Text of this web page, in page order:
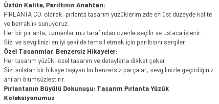
Üstün Kalite, Parıltının Anahtarı:
PIRLANTA CO. olarak, pırlanta tasarım yüzüklerimizde en üst düzeyde kalite
ve berraklık sunuyoruz.
Her bir pırlanta, uzmanlarımız tarafından özenle seçilir ve ustaca işlenir.
Sizi ve sevgilinizi en iyi şekilde temsil etmek için parıltısını sergiler.
Özel Tasarımlar, Benzersiz Hikayeler:
Her tasarım yüzük, özel tasarım ve detaylarla dikkat çeker.
Sizi anlatan bir hikaye taşıyan bu benzersiz parçalar, sevgilinizle geçirdiğiniz
anıları ölümsüzleştirir.
Pırlantanın Büyülü Dokunuşu: Tasarım Pırlanta Yüzük
Koleksiyonumuz